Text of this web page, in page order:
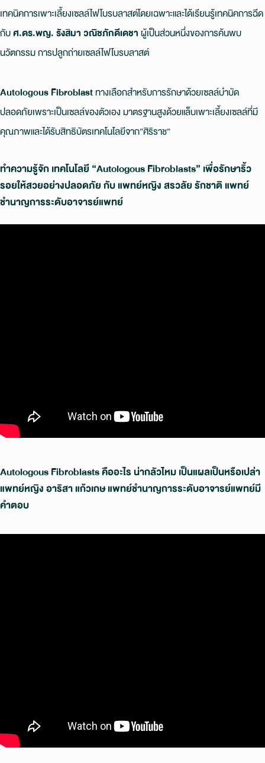
เทคนิคการเพาะเลี้ยงเซลล์ไฟโบรบลาสต์โดยเฉพาะและได้เรียนรู้เทคนิคการฉีด
กับศ.ดร.พญ. รังสิมา วณิชภักดีเดชาผู้เป็นส่วนหนึ่งของการค้นพบ
นวัตกรรม การปลูกถ่ายเซลล์ไฟโบรบลาสต์
Autologous Fibroblastทางเลือกสำหรับการรักษาด้วยเซลล์บำบัด
ปลอดภัยเพราะเป็นเซลล์ของตัวเอง มาตรฐานสูงด้วยแล็บเพาะเลี้ยงเซลล์ที่มี
คุณภาพและได้รับสิทธิบัตรเทคโนโลยีจาก”ศิริราช”
ทำความรู้จัก เทคโนโลยี “Autologous Fibroblasts” เพื่อรักษาริ้ว
รอยให้สวยอย่างปลอดภัย กับ แพทย์หญิง สรวลัย รักชาติ แพทย์
ชำนาญการระดับอาจารย์แพทย์
Autologous Fibroblasts คืออะไร น่ากลัวไหม เป็นแผลเป็นหรือเปล่า
แพทย์หญิง อาริสา แก้วเกษ แพทย์ชำนาญการระดับอาจารย์แพทย์มี
คำตอบ